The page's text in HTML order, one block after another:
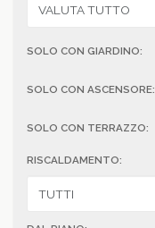
SOLO CON GIARDINO:
SOLO CON ASCENSORE:
SOLO CON TERRAZZO:
RISCALDAMENTO: